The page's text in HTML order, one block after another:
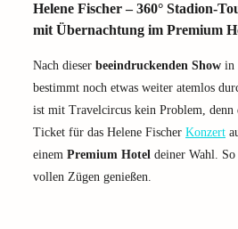
Helene Fischer – 360° Stadion-
mit Übernachtung im Premium
Nach dieser beeindruckenden Show in
bestimmt noch etwas weiter atemlos
ist mit Travelcircus kein Problem, denn
Ticket für das Helene Fischer Konzert
einem Premium Hotel deiner Wahl.
vollen Zügen genießen.